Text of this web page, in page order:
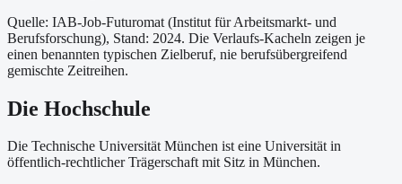
Quelle: IAB-Job-Futuromat (Institut für Arbeitsmarkt- und
Berufsforschung), Stand: 2024. Die Verlaufs-Kacheln zeigen je
einen benannten typischen Zielberuf, nie berufsübergreifend
gemischte Zeitreihen.
Die Hochschule
Die Technische Universität München isteine Universitätin
öffentlich-rechtlicher Trägerschaftmit Sitz in München.